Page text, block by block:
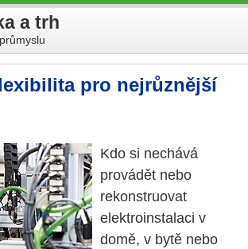
a trh
pro nejrůznější
Kdo si nechává
provádět nebo
rekonstruovat
elektroinstalaci v
domě, v bytě nebo